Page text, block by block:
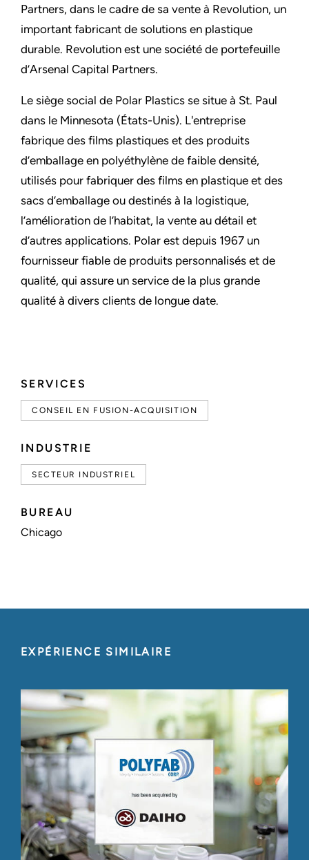
SERVICES
CONSEIL EN FUSION-ACQUISITION
INDUSTRIE
SECTEUR INDUSTRIEL
BUREAU
Chicago
Partners, dans le cadre de sa vente à Revolution, un
important fabricant de solutions en plastique
durable. Revolution est une société de portefeuille
d’Arsenal Capital Partners.
Le siège social de Polar Plastics se situe à St. Paul
dans le Minnesota (États-Unis). L'entreprise
fabrique des films plastiques et des produits
d’emballage en polyéthylène de faible densité,
utilisés pour fabriquer des films en plastique et des
sacs d’emballage ou destinés à la logistique,
l’amélioration de l’habitat, la vente au détail et
d’autres applications. Polar est depuis 1967 un
fournisseur fiable de produits personnalisés et de
qualité, qui assure un service de la plus grande
qualité à divers clients de longue date.
EXPÉRIENCE SIMILAIRE